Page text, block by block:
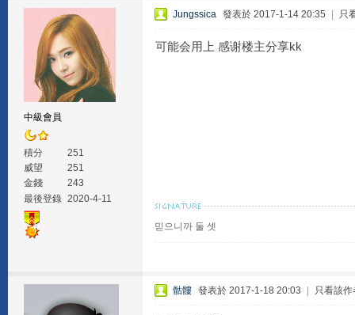
中級會員
積分
251
威望
251
金錢
243
最後登錄 2020-4-11
Jungssica 發表於 2017-1-14 20:35 只
可能会用上 感谢楼主分享kk
믿으니까 둘 셋
骷髏 發表於 2017-1-18 20:03 只看該作